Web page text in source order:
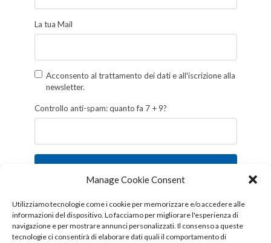
Manage Cookie Consent
Utilizziamo tecnologie come i cookie per memorizzare e/o accedere alle
informazioni del dispositivo. Lo facciamo per migliorare l'esperienza di
navigazione e per mostrare annunci personalizzati. Il consenso a queste
tecnologie ci consentirà di elaborare dati quali il comportamento di
La tua Mail
Acconsento al trattamento dei dati e all'iscrizione alla
newsletter.
Controllo anti-spam: quanto fa 7 + 9?
Iscriviti
Follow us!